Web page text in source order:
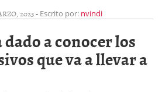
2023- Escrito por: nvindi
a conocer los
que va a llevar a